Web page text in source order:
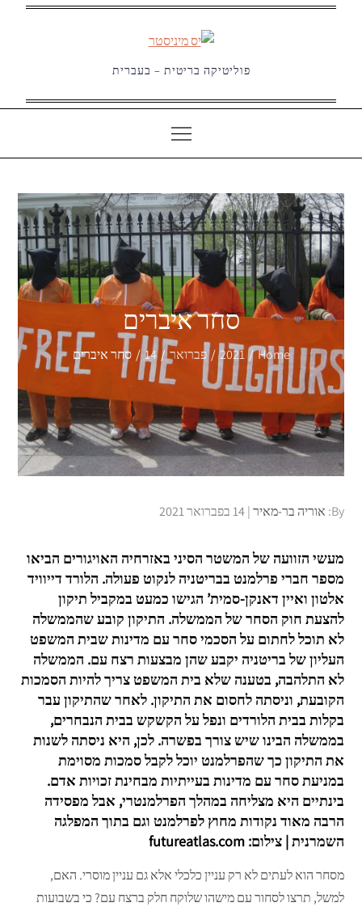
פוליטיקה בריטית – בעברית
סחר איברים
Home
2021 פברואר 14 סחר איברים
By: אוריה בר-מאיר Posted
14 בפברואר 2021
מעשי הזוועה של המשטר הסיני באזרחיה האויגורים הביאו
מספר חברי פרלמנט בבריטניה לנקוט פעולה. הלורד דייוויד
אלטון ואיין דאנקן-סמית’ הגישו כמעט במקביל תיקון
להצעת חוק הסחר של הממשלה. התיקון קובע שהממשלה
לא תוכל לחתום על הסכמי סחר עם מדינות שבית המשפט
העליון של בריטניה יקבע שהן מבצעות רצח עם. הממשלה
לא התלהבה, בטענה שלא בית המשפט צריך להיות הסמכות
הקובעת, וניסתה לחסום את התיקון. לאחר שהתיקון עבר
בקלות בבית הלורדים ונפל על הקשקש בבית הנבחרים,
בממשלה הבינו שיש צורך בפשרה. לכן, היא ניסתה לשנות
את התיקון כך שהפרלמנט יוכל לקבל סמכות מסוימת
במניעת סחר עם מדינות בעייתיות מבחינת זכויות אדם.
בינתיים היא מצליחה במהלך הפרלמנטרי, אבל מפסידה
הרבה מאוד נקודות מחוץ לפרלמנט וגם בתוך המפלגה
השמרנית | צילום: futureatlas.com
מסחר הוא לעתים לא רק עניין כלכלי אלא גם עניין מוסרי. האם,
למשל, תרצו לסחור עם מישהו שלוקח חלק ברצח עם? כי בשבועות